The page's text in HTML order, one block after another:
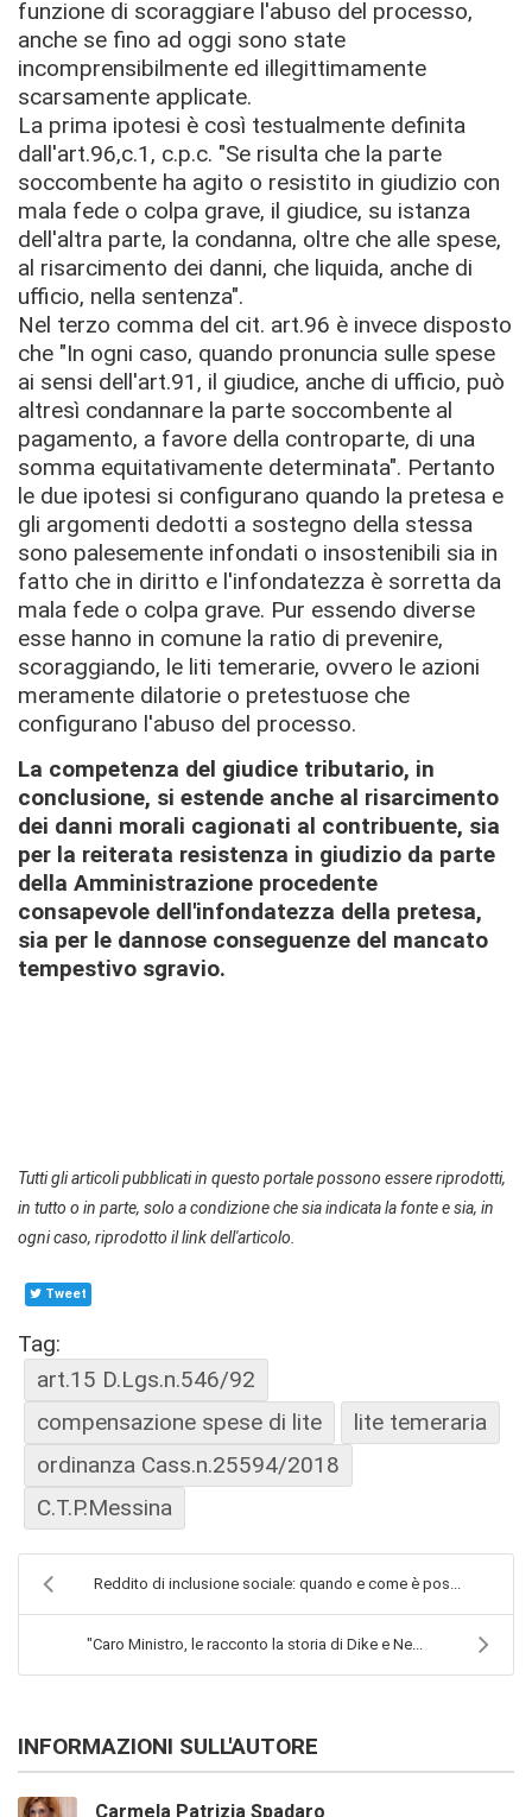
funzione di scoraggiare l'abuso del processo,
anche se fino ad oggi sono state
incomprensibilmente ed illegittimamente
scarsamente applicate.
La prima ipotesi è così testualmente definita
dall'art.96,c.1, c.p.c. "Se risulta che la parte
soccombente ha agito o resistito in giudizio con
mala fede o colpa grave, il giudice, su istanza
dell'altra parte, la condanna, oltre che alle spese,
al risarcimento dei danni, che liquida, anche di
ufficio, nella sentenza".
Nel terzo comma del cit. art.96 è invece disposto
che "In ogni caso, quando pronuncia sulle spese
ai sensi dell'art.91, il giudice, anche di ufficio, può
altresì condannare la parte soccombente al
pagamento, a favore della controparte, di una
somma equitativamente determinata". Pertanto
le due ipotesi si configurano quando la pretesa e
gli argomenti dedotti a sostegno della stessa
sono palesemente infondati o insostenibili sia in
fatto che in diritto e l'infondatezza è sorretta da
mala fede o colpa grave. Pur essendo diverse
esse hanno in comune la ratio di prevenire,
scoraggiando, le liti temerarie, ovvero le azioni
meramente dilatorie o pretestuose che
configurano l'abuso del processo.
La competenza del giudice tributario, in
conclusione, si estende anche al risarcimento
dei danni morali cagionati al contribuente, sia
per la reiterata resistenza in giudizio da parte
della Amministrazione procedente
consapevole dell'infondatezza della pretesa,
sia per le dannose conseguenze del mancato
tempestivo sgravio.
Tutti gli articoli pubblicati in questo portale possono essere riprodotti,
in tutto o in parte, solo a condizione che sia indicata la fonte e sia, in
ogni caso, riprodotto il link dell'articolo.
Tweet
Tag:
art.15 D.Lgs.n.546/92
compensazione spese di lite
lite temeraria
ordinanza Cass.n.25594/2018
C.T.P.Messina
Reddito di inclusione sociale: quando e come è pos...
"Caro Ministro, le racconto la storia di Dike e Ne...
INFORMAZIONI SULL'AUTORE